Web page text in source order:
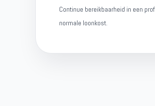
Continue bereikbaarheid in een
normale loonkost.